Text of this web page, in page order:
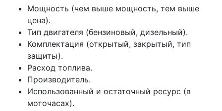
Мощность (чем выше мощность, тем выше
цена).
Тип двигателя (бензиновый, дизельный).
Комплектация (открытый, закрытый, тип
защиты).
Расход топлива.
Производитель.
Использованный и остаточный ресурс (в
моточасах).